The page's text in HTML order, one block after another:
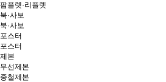
팜플렛·리플렛
북·사보
북·사보
포스터
포스터
제본
무선제본
중철제본